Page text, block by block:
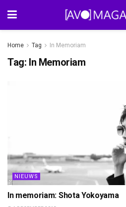
Home Tag In Memoriam
Tag: In Memoriam
NIEUWS
In memoriam: Shota Yokoyama